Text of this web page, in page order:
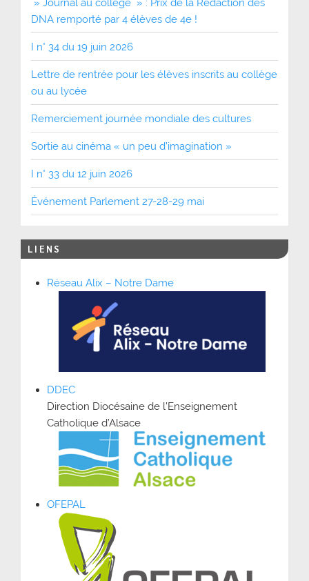
» Journal au collège » : Prix de la Rédaction des
DNA remporté par 4 élèves de 4e !
I n° 34 du 19 juin 2026
Lettre de rentrée pour les élèves inscrits au collège
ou au lycée
Remerciement journée mondiale des cultures
Sortie au cinéma « un peu d’imagination »
I n° 33 du 12 juin 2026
Événement Parlement 27-28-29 mai
LIENS
Réseau Alix – Notre Dame
DDEC
Direction Diocésaine de l’Enseignement
Catholique d’Alsace
OFEPAL